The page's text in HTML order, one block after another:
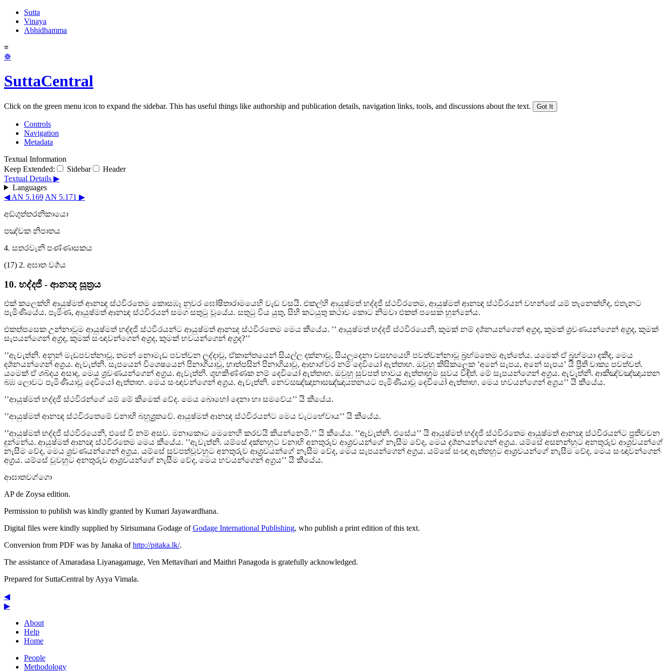
Sutta
Vinaya
Abhidhamma
≡
☸
SuttaCentral
Click on the green menu icon to expand the sidebar. This has useful things like authorship and publication details, navigation links, tools, and discussions about the text. Got It
Controls
Navigation
Metadata
Textual Information
Keep Extended:
Sidebar
Header
Textual Details ▶
Languages
◀ AN 5.169 AN 5.171 ▶
අඞ්ගුත්තරනිකායො
පඤ්චක නිපාතය
4. සතරවැනි පණ්ණාසකය
(17) 2. අඝාත වර්‍ගය
10. භද්දජී - ආනන්‍ද සූත්‍රය
එක් කලෙක්හි ආයුෂ්මත් ආනන්‍ද ස්ථවිරතෙම කොසඹෑ නුවර ඝෝෂිතාරාමයෙහි වැඩ වසයි. එකල්හි ආයුෂ්මත් භද්දජි ස්ථවිරතෙම, ආයුෂ්මත් ආනන්‍ද ස්ථවිරයන් වහන්සේ යම් තැනෙක්හිද, එතැනට
පැමිණියේය. පැමිණ, ආයුෂ්මත් ආනන්‍ද ස්ථවිරයන් සමග සතුටු වූයේය. සතුටු විය යුතු, සිහි කටයුතු කථාව කොට නිමවා එකත් පසෙක හුන්නේය.
එකත්පසෙක උන්නාවූම ආයුෂ්මත් භද්දජි ස්ථවිරයන්ට ආයුෂ්මත් ආනන්‍ද ස්ථවිරතෙම මෙය කීයේය. ’’ ආයුෂ්මත් භද්දජි ස්ථවිරයෙනි, කුමක් නම් දර්‍ශනයන්ගෙන් අග්‍රද, කුමක් ශ්‍රවණයන්ගෙන් අග්‍රද, කුමක්
සැපයන්ගෙන් අග්‍රද, කුමක් සංඥාවන්ගෙන් අග්‍රද, කුමක් භවයන්ගෙන් අග්‍රද?’’
’’ඇවැත්නි. අනුන් මැඩපවත්නාවූ, තමන් නොමැඩ පවත්වන ලද්දාවූ, ඒකාන්තයෙන් සියල්ල දක්නාවූ, සියලුදෙනා වසඟයෙහි පවත්වන්නාවූ බ්‍රහ්මතෙම ඇත්තේය. යමෙක් ඒ බ්‍රහ්මයා දකීද, මෙය
දර්‍ශනයන්ගෙන් අග්‍රය. ඇවැත්නි. සැපයෙන් විශෙෂයෙන් පිනාගියාවූ, හාත්පසින් පිනාගියාවූ, ආභාශ්වර නම් දෙවියෝ ඇත්තාහ. ඔවුහු කිසිකලෙක ’අනේ සැපය, අනේ සැපය’ යි ප්‍රීති වාක්‍ය පවත්වත්.
යමෙක් ඒ ශබ්දය අසාද, මෙය ශ්‍රවණයන්ගෙන් අග්‍රය. ඇවැත්නි. ශුභකිණ්ණක නම් දෙවියෝ ඇත්තාහ. ඔවුහු සුවපත් භාවය ඇත්තාහුම සුවය විඳිත්. මේ සැපයන්ගෙන් අග්‍රය. ඇවැත්නි. ආකිඤ්චඤ්ඤායතන
බඹ ලොවට පැමිණියාවූ දෙවියෝ ඇත්තාහ. මෙය සංඥාවන්ගෙන් අග්‍රය. ඇවැත්නි. නෙවසඤ්ඤානාසඤ්ඤායතනයට පැමිණියාවූ දෙවියෝ ඇත්තාහ. මෙය භවයන්ගෙන් අග්‍රය’’ යි කීයේය.
’’ආයුෂ්මත් භද්දජි ස්ථවිරන්ගේ යම් මේ කීමෙක් වේද. මෙය බොහෝ දෙනා හා සමවේය’’ යි කීයේය.
’’ආයුෂ්මත් ආනන්‍ද ස්ථවිරතෙමේ වනාහි බහුශ්‍රුතවේ. ආයුෂ්මත් ආනන්‍ද ස්ථවිරයන්ට මෙය වැටහේවාය’’ යි කීයේය.
’’ආයුෂ්මත් භද්දජි ස්ථවිරයෙනි, එසේ වී නම් අසව. මනාකොට මෙනෙහි කරවයි කියන්නෙමි.’’ යි කීයේය. ’’ඇවැත්නි. එසේය’’ යි ආයුෂ්මත් භද්දජි ස්ථවිරතෙම ආයුෂ්මත් ආනන්‍ද ස්ථවිරයන්ට ප්‍රතිවචන
දුන්නේය. ආයුෂ්මත් ආනන්‍ද ස්ථවිරතෙම මෙය කීයේය. ’’ඇවැත්නි. යම්සේ දක්නහුට වනාහි අනතුරුව ආශ්‍රවයන්ගේ නැසීම වේද, මෙය දර්‍ශනයන්ගෙන් අග්‍රය. යම්සේ අසනන්හුට අනතුරුව ආශ්‍රවයන්ගේ
නැසීම වේද, මෙය ශ්‍රවණයන්ගෙන් අග්‍රය. යම්සේ සුවපත්වූවහුට අනතුරුව ආශ්‍රවයන්ගේ නැසීම වේද, මෙය සැපයන්ගෙන් අග්‍රය. යම්සේ සංඥා ඇත්තහුට ආශ්‍රවයන්ගේ නැසීම වේද, මෙය සංඥාවන්ගෙන්
අග්‍රය. යම්සේ වූවහුට අනතුරුව ආශ්‍රවයන්ගේ නැසීම වේද, මෙය භවයන්ගෙන් අග්‍රය’’ යි කීයේය.
ආඝාතවග්ගො
AP de Zoysa edition.
Permission to publish was kindly granted by Kumari Jayawardhana.
Digital files were kindly supplied by Sirisumana Godage ofGodage International Publishing, who publish a print edition of this text.
Conversion from PDF was by Janaka ofhttp://pitaka.lk/.
The assistance of Amaradasa Liyanagamage, Ven Mettavihari and Maithri Panagoda is gratefully acknowledged.
Prepared for SuttaCentral by Ayya Vimala.
◀
▶
About
Help
Home
People
Methodology